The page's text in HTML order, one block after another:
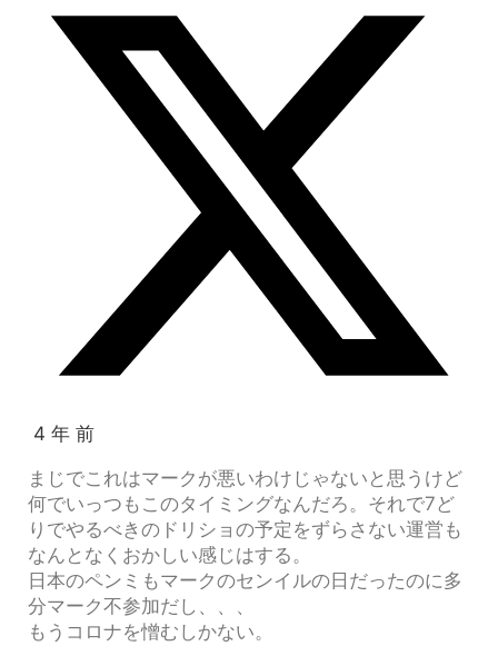
4 年 前
まじでこれはマークが悪いわけじゃないと思うけど
何でいっつもこのタイミングなんだろ。それで7ど
りでやるべきのドリショの予定をずらさない運営も
なんとなくおかしい感じはする。
日本のペンミもマークのセンイルの日だったのに多
分マーク不参加だし、、、
もうコロナを憎むしかない。